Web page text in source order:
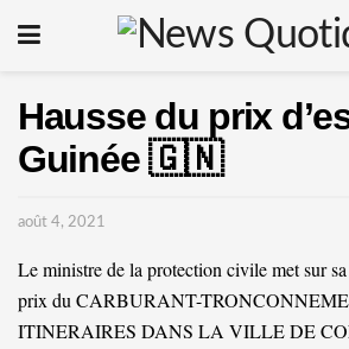
Hausse du prix
Guinée 🇬🇳
août 4, 2021
Le ministre de la protection civile met sur
prix du CARBURANT-
ITINERAIRES DANS LA VILLE DE